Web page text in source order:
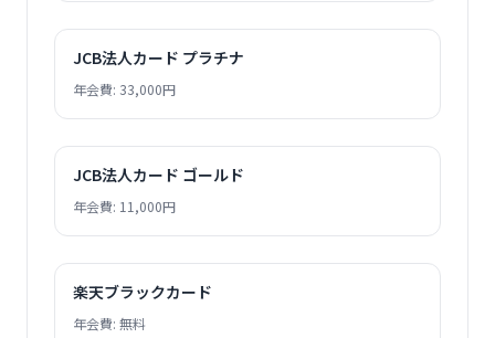
JCB法人カード プラチナ
年会費: 33,000円
JCB法人カード ゴールド
年会費: 11,000円
楽天ブラックカード
年会費: 無料